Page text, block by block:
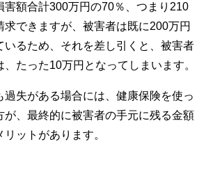
害額合計300万円の70％、つまり210
求できますが、被害者は既に200万円
いるため、それを差し引くと、被害者
たった10万円となってしまいます。
過失がある場合には、健康保険を使っ
が、最終的に被害者の手元に残る金額
ットがあります。